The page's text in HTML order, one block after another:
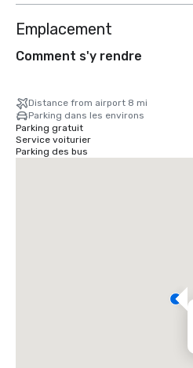
Emplacement
Comment s'y rendre
Distance from airport 8 mi
Parking dans les environs
Parking gratuit
Service voiturier
Parking des bus